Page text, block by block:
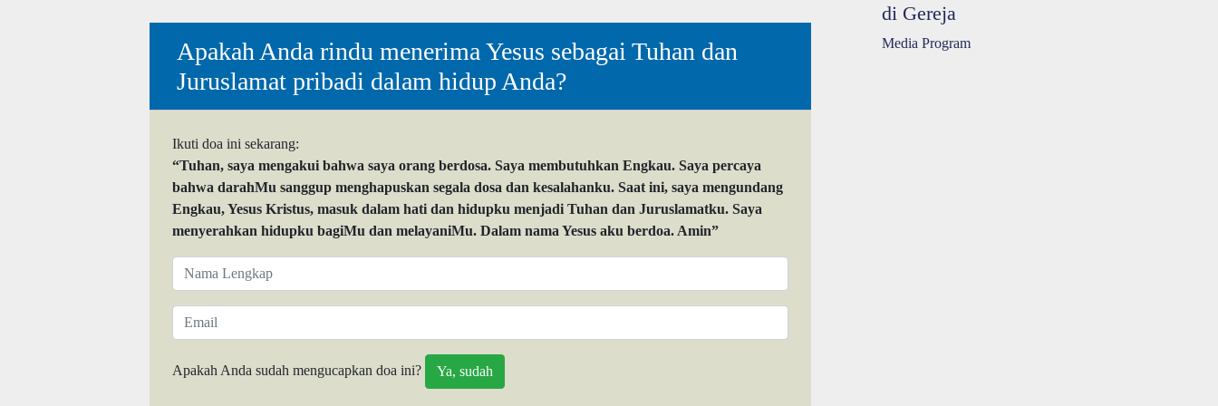
Apakah Anda rindu menerima Yesus sebagai Tuhan dan
Juruslamat pribadi dalam hidup Anda?
Ikuti doa ini sekarang:
“Tuhan, saya mengakui bahwa saya orang berdosa. Saya membutuhkan Engkau. Saya percaya
bahwa darahMu sanggup menghapuskan segala dosa dan kesalahanku. Saat ini, saya mengundang
Engkau, Yesus Kristus, masuk dalam hati dan hidupku menjadi Tuhan dan Juruslamatku. Saya
menyerahkan hidupku bagiMu dan melayaniMu. Dalam nama Yesus aku berdoa. Amin”
Apakah Anda sudah mengucapkan doa ini?
di Gereja
Media Program